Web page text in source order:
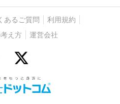
あるご質問
利用規約
え方
運営会社